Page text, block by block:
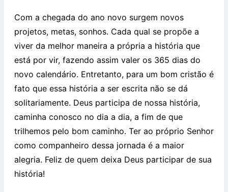
Com a chegada do ano novo surgem novos
projetos, metas, sonhos. Cada qual se propõe a
viver da melhor maneira a própria a história que
está por vir, fazendo assim valer os 365 dias do
novo calendário. Entretanto, para um bom cristão é
fato que essa história a ser escrita não se dá
solitariamente. Deus participa de nossa história,
caminha conosco no dia a dia, a fim de que
trilhemos pelo bom caminho. Ter ao próprio Senhor
como companheiro dessa jornada é a maior
alegria. Feliz de quem deixa Deus participar de sua
história!